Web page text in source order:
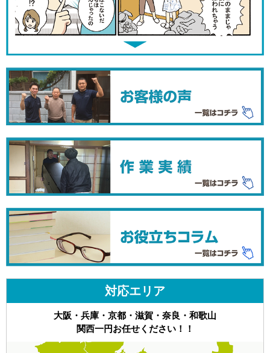
対応エリア
大阪・兵庫・京都・滋賀・奈良・和歌山
関西一円お任せください！！